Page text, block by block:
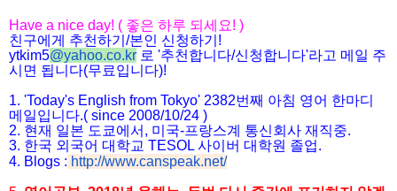
Have a nice day! ( 좋은 하루 되세요! )
친구에게 추천하기/본인 신청하기!
ytkim5@yahoo.co.kr 로 '추천합니다/신청합니다'라고 메일 주
시면 됩니다(무료입니다)!
1. 'Today's English from Tokyo' 2382번째 아침 영어 한마디
메일입니다.( since 2008/10/24 )
2. 현재 일본 도쿄에서, 미국-프랑스계 통신회사 재직중.
3. 한국 외국어 대학교 TESOL 사이버 대학원 졸업.
4. Blogs : http://www.canspeak.net/